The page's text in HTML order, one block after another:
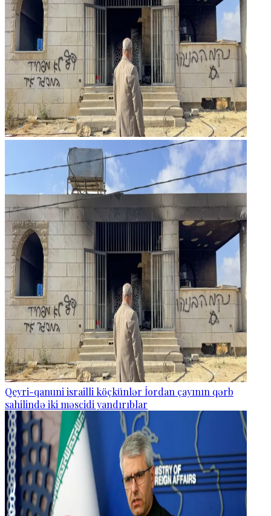
Qeyri-qanuni israilli köçkünlər İordan çayının qərb
sahilində iki məscidi yandırıblar